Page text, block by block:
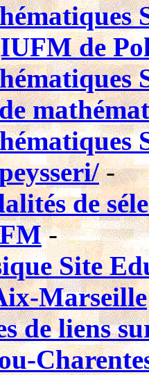
de
-
de
-
Site
Marseille
de liens